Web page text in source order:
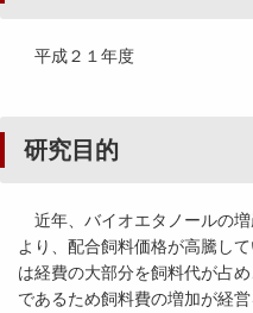
平成２１年度
研究目的
近年、バイオエタノールの
より、配合飼料価格が高騰し
は経費の大部分を飼料代が占
であるため飼料費の増加が経